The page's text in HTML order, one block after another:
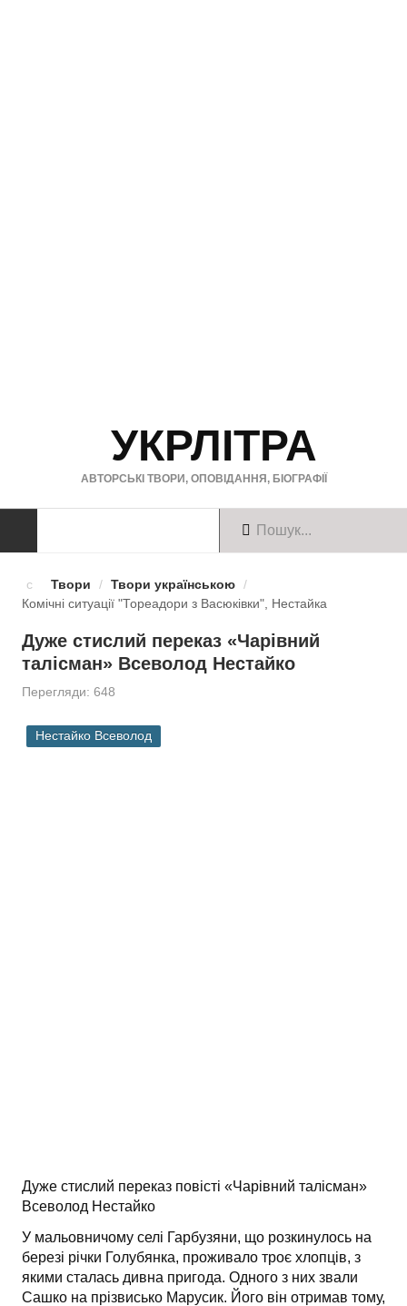
УКРЛІТРА
АВТОРСЬКІ ТВОРИ, ОПОВІДАННЯ, БІОГРАФІЇ
Твори англійською
Твори німецькою
БІОГРАФІЇ
Твори / Твори українською /
Комічні ситуації "Тореадори з Васюківки", Нестайка
Дуже стислий переказ «Чарівний
талісман» Всеволод Нестайко
Перегляди: 648
Нестайко Всеволод
Дуже стислий переказ повісті «Чарівний талісман»
Всеволод Нестайко
У мальовничому селі Гарбузяни, що розкинулось на
березі річки Голубянка, проживало троє хлопців, з
якими сталась дивна пригода. Одного з них звали
Сашко на прізвисько Марусик. Його він отримав тому,